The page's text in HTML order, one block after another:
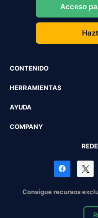
Acceso
CONTENIDO
HERRAMIENTAS
AYUDA
COMPANY
Consigue recursos